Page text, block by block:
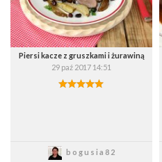
Piersi kacze z gruszkami i żurawiną
29 paź 2017 14:51
bogusia82